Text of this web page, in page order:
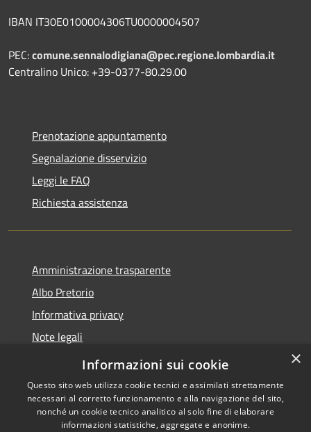
IBAN IT30E0100004306TU0000004507
PEC:comune.sennalodigiana@pec.regione.lombardia.it
Centralino Unico: +39-0377-80.29.00
Prenotazione appuntamento
Segnalazione disservizio
Leggi le FAQ
Richiesta assistenza
Amministrazione trasparente
Albo Pretorio
Informativa privacy
Note legali
Dichiarazione di accessibilità
Copyright © 2026 • Comune di
×
Informazioni sui cookie
Questo sito web utilizza cookie tecnici e assimilati strettamente
necessari al corretto funzionamento e alla navigazione del sito,
nonché un cookie tecnico analitico al solo fine di elaborare
informazioni statistiche, aggregate e anonime.